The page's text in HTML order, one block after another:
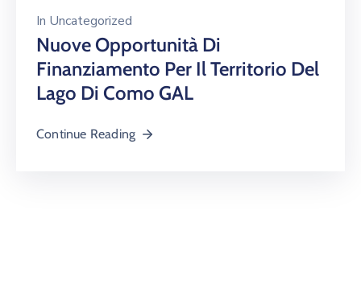
In Uncategorized
Nuove Opportunità Di
Finanziamento Per Il Territorio Del
Lago Di Como GAL
Continue Reading